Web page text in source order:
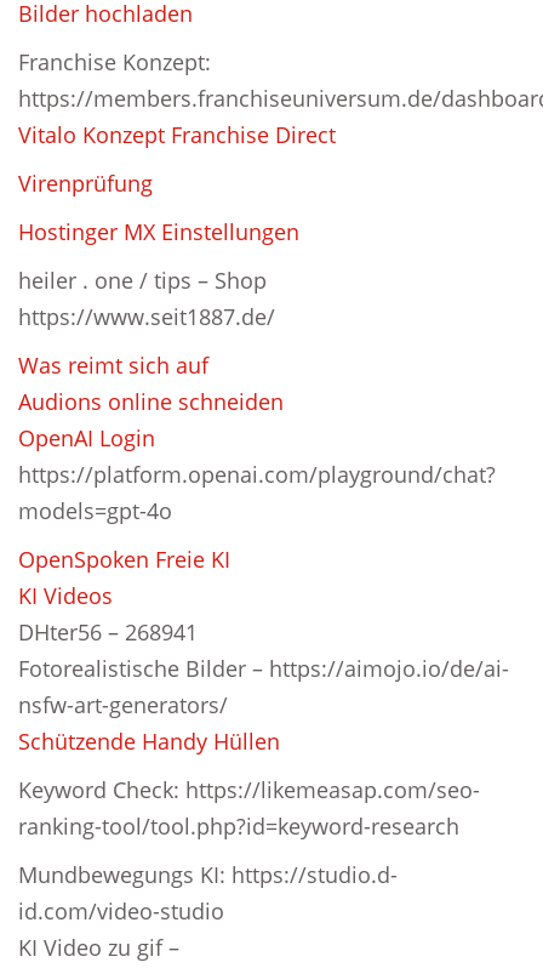
Bilder hochladen
Franchise Konzept:
https://members.franchiseuniversum.de/
Vitalo Konzept Franchise Direct
Virenprüfung
Hostinger MX Einstellungen
heiler . one / tips – Shop
https://www.seit1887.de/
Was reimt sich auf
Audions online schneiden
OpenAI Login
https://platform.openai.com/playground/chat?
models=gpt-4o
OpenSpoken Freie KI
KI Videos
DHter56 – 268941
Fotorealistische Bilder – https://aimojo.io/de/ai-
nsfw-art-generators/
Schützende Handy Hüllen
Keyword Check: https://likemeasap.com/seo-
ranking-tool/tool.php?id=keyword-research
Mundbewegungs KI: https://studio.d-
id.com/video-studio
KI Video zu gif –